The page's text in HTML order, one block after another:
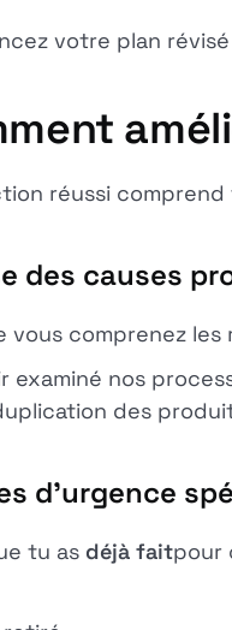
votre plan
réussi
des causes
vous comprenez les
examiné nos
des
d'urgence
tu as déjà faitpour